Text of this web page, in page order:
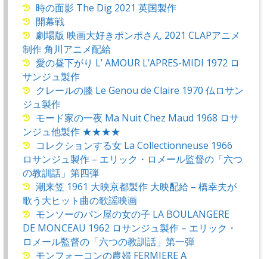
時の面影 The Dig 2021 英国製作
開幕戦
劇場版 映画大好きポンポさん 2021 CLAPアニメ
制作 角川アニメ配給
愛の昼下がり L’ AMOUR L’APRES-MIDI 1972 ロ
サンジュ製作
クレールの膝 Le Genou de Claire 1970 仏ロサン
ジュ製作
モード家の一夜 Ma Nuit Chez Maud 1968 ロサ
ンジュ他製作 ★★★★
コレクションする女 La Collectionneuse 1966
ロサンジュ製作 – エリック・ロメール監督の「六つ
の教訓話」第四弾
潮来笠 1961 大映京都製作 大映配給 – 橋幸夫が
歌う大ヒット曲の歌謡映画
モンソーのパン屋の女の子 LA BOULANGERE
DE MONCEAU 1962 ロサンジュ製作 – エリック・
ロメール監督の「六つの教訓話」第一弾
モンフォーコンの農婦 FERMIERE A